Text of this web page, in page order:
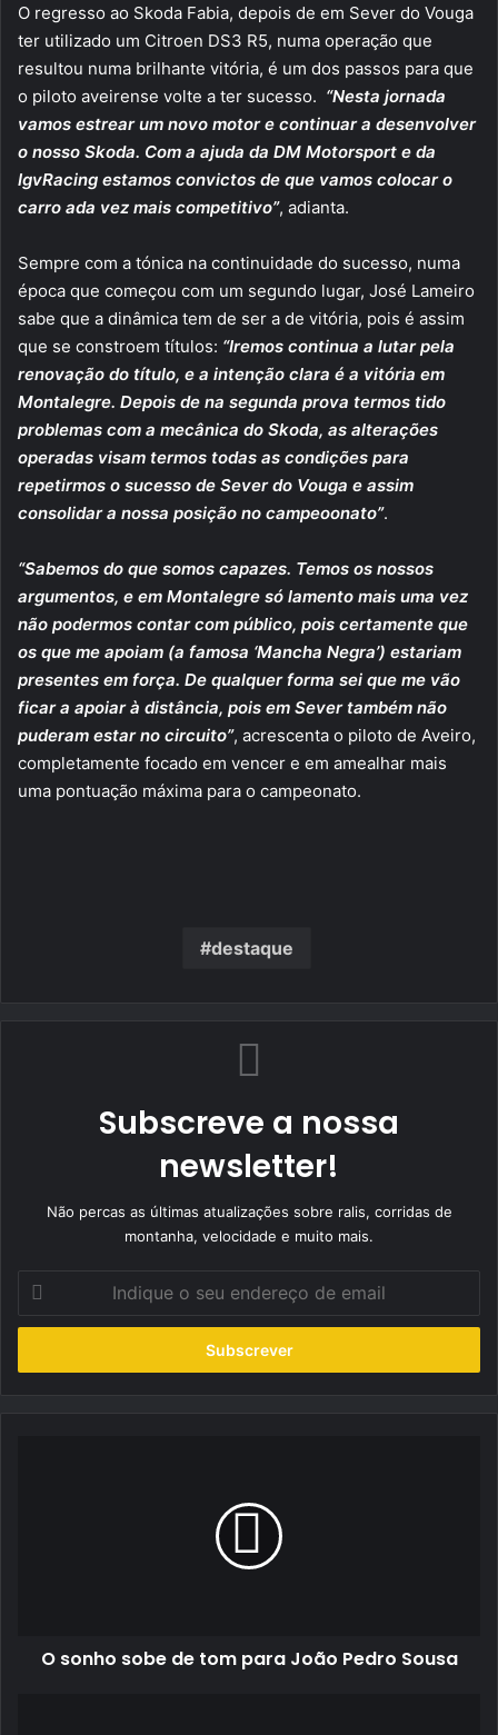
O regresso ao Skoda Fabia, depois de em Sever do Vouga
ter utilizado um Citroen DS3 R5, numa operação que
resultou numa brilhante vitória, é um dos passos para que
o piloto aveirense volte a ter sucesso. “Nesta jornada
vamos estrear um novo motor e continuar a desenvolver
o nosso Skoda. Com a ajuda da DM Motorsport e da
IgvRacing estamos convictos de que vamos colocar o
carro ada vez mais competitivo”, adianta.
Sempre com a tónica na continuidade do sucesso, numa
época que começou com um segundo lugar, José Lameiro
sabe que a dinâmica tem de ser a de vitória, pois é assim
que se constroem títulos: “Iremos continua a lutar pela
renovação do título, e a intenção clara é a vitória em
Montalegre. Depois de na segunda prova termos tido
problemas com a mecânica do Skoda, as alterações
operadas visam termos todas as condições para
repetirmos o sucesso de Sever do Vouga e assim
consolidar a nossa posição no campeoonato”.
“Sabemos do que somos capazes. Temos os nossos
argumentos, e em Montalegre só lamento mais uma vez
não podermos contar com público, pois certamente que
os que me apoiam (a famosa ‘Mancha Negra’) estariam
presentes em força. De qualquer forma sei que me vão
ficar a apoiar à distância, pois em Sever também não
puderam estar no circuito”, acrescenta o piloto de Aveiro,
completamente focado em vencer e em amealhar mais
uma pontuação máxima para o campeonato.
destaque
Subscreve a nossa
newsletter!
Não percas as últimas atualizações sobre ralis, corridas de
montanha, velocidade e muito mais.
seu
de
O sonho sobe de tom para João Pedro Sousa